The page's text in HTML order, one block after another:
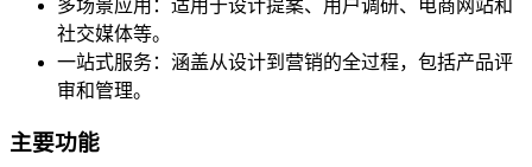
多场景应用：适用于设计提案、用户调研、电商网站和
社交媒体等。
一站式服务：涵盖从设计到营销的全过程，包括产品评
审和管理。
主要功能